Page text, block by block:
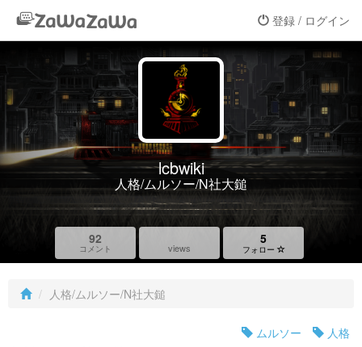
登録 / ログイン
lcbwiki
人格/ムルソー/N社大鎚
92
コメント views
5
フォロー
人格/ムルソー/N社大鎚
ムルソー
人格